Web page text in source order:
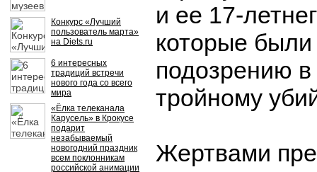
Конкурс «Лучший
пользователь марта»
на Diets.ru
6 интересных
традиций встречи
нового года со всего
мира
«Ёлка телеканала
Карусель» в Крокусе
подарит
незабываемый
новогодний праздник
всем поклонникам
российской анимации
и ее 17-
которые
подозрению в
тройному
Жертвами